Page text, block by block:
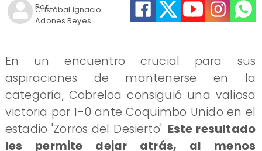
Cristóbal Ignacio
Adones Reyes
Por
En un encuentro crucial para sus
aspiraciones de mantenerse en la
categoría, Cobreloa consiguió una valiosa
victoria por 1-0 ante Coquimbo Unido en el
estadio 'Zorros del Desierto'. Este resultado
les permite dejar atrás, al menos